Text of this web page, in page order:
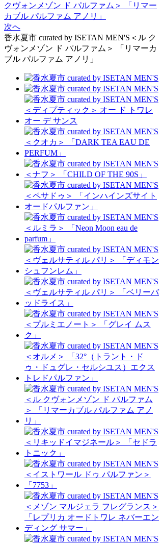
次へ
香水夏市 curated by ISETAN MEN'S＜ル ク
ヴォンメゾン ド パルファム＞ 「リマーカ
ブル パルファム アノリ」